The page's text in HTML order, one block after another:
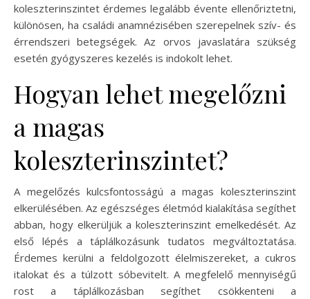
koleszterinszintet érdemes legalább évente ellenőriztetni,
különösen, ha családi anamnézisében szerepelnek szív- és
érrendszeri betegségek. Az orvos javaslatára szükség
esetén gyógyszeres kezelés is indokolt lehet.
Hogyan lehet megelőzni
a magas
koleszterinszintet?
A megelőzés kulcsfontosságú a magas koleszterinszint
elkerülésében. Az egészséges életmód kialakítása segíthet
abban, hogy elkerüljük a koleszterinszint emelkedését. Az
első lépés a táplálkozásunk tudatos megváltoztatása.
Érdemes kerülni a feldolgozott élelmiszereket, a cukros
italokat és a túlzott sóbevitelt. A megfelelő mennyiségű
rost a táplálkozásban segíthet csökkenteni a